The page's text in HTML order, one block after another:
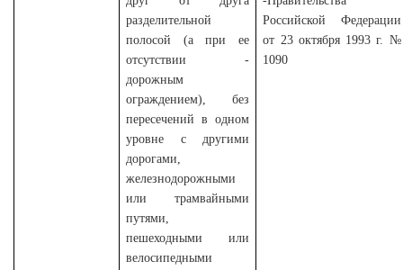
разделительной
полосой (а при ее
отсутствии -
дорожным
ограждением), без
пересечений в одном
уровне с другими
дорогами,
железнодорожными
или трамвайными
путями,
пешеходными или
велосипедными
Российской Федерации
от 23 октября 1993 г. №
1090